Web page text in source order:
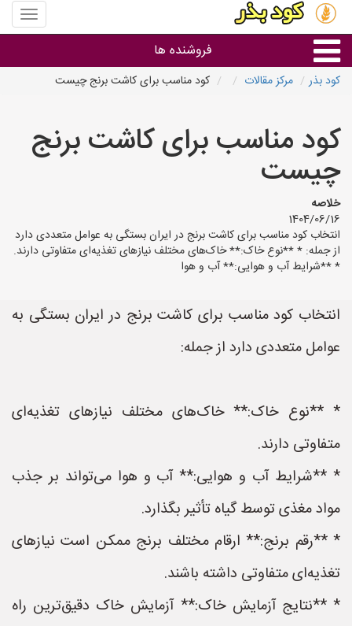
منوی
سایت
بذر
فروشنده ها
استان ها
کود بذر مرکز مقالات کود مناسب برای کاشت برنج چیست
کود مناسب برای کاشت برنج
چیست
خلاصه
1404/06/16
انتخاب کود مناسب برای کاشت برنج در ایران بستگی به عوامل متعددی دارد
از جمله: * **نوع خاک:** خاک‌های مختلف نیازهای تغذیه‌ای متفاوتی دارند.
* **شرایط آب و هوایی:** آب و هوا
انتخاب کود مناسب برای کاشت برنج در ایران بستگی به
عوامل متعددی دارد از جمله:
* **نوع خاک:** خاک‌های مختلف نیازهای تغذیه‌ای
متفاوتی دارند.
* **شرایط آب و هوایی:** آب و هوا می‌تواند بر جذب
مواد مغذی توسط گیاه تأثیر بگذارد.
* **رقم برنج:** ارقام مختلف برنج ممکن است نیازهای
تغذیه‌ای متفاوتی داشته باشند.
* **نتایج آزمایش خاک:** آزمایش خاک دقیق‌ترین راه